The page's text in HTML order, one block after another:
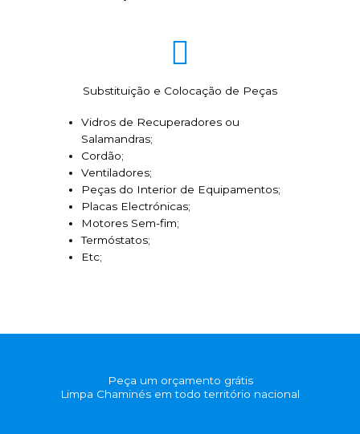
Substituição e Colocação de Peças
Vidros de Recuperadores ou
Salamandras;
Cordão;
Ventiladores;
Peças do Interior de Equipamentos;
Placas Electrónicas;
Motores Sem-fim;
Termóstatos;
Etc;
Peça um orçamento grátis
Limpa Chaminés em todo território nacional